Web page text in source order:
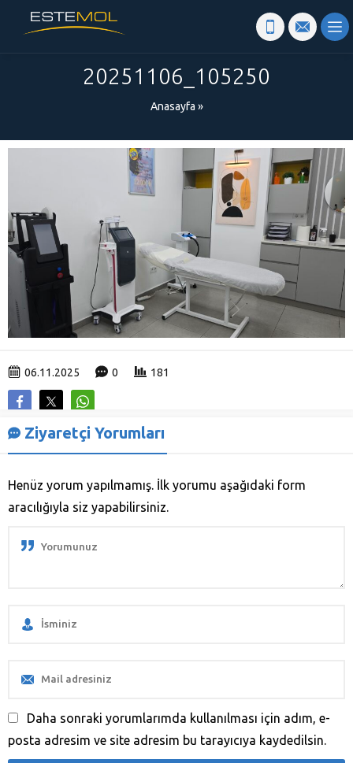
20251106_105250
Anasayfa »
06.11.2025 0 181
Ziyaretçi Yorumları
Henüz yorum yapılmamış. İlk yorumu aşağıdaki form
aracılığıyla siz yapabilirsiniz.
Daha sonraki yorumlarımda kullanılması için adım, e-
posta adresim ve site adresim bu tarayıcıya kaydedilsin.